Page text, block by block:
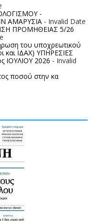
-
ΑΜΑΡΥΣΙΑ- Invalid Date
ΠΡΟΜΗΘΕΙΑΣ 5/26
του υποχρεωτικού
και ΙΔΑΧ) ΥΠΗΡΕΣΙΕΣ
ΙΟΥΛΙΟΥ 2026 - Invalid
ποσoύ στην κα